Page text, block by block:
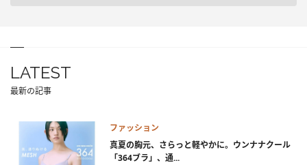
LATEST
最新の記事
ファッション
真夏の胸元、さらっと軽やかに。ウンナナクール
「364ブラ」、通...